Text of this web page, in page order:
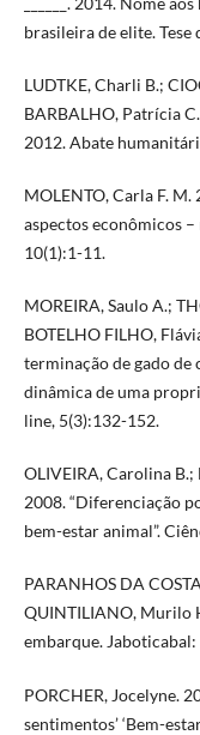
brasileira de elite.
LUDTKE, Charli B.;
BARBALHO, Patrícia
2012. Abate
MOLENTO, Carla F.
aspectos econômicos
10(1):1-11.
MOREIRA, Saulo A.;
BOTELHO FILHO,
terminação de gado
dinâmica de uma
line, 5(3):132-152.
OLIVEIRA, Carolina B.;
2008. “Diferenciação
bem-estar animal”.
PARANHOS DA
QUINTILIANO, Murilo
embarque. Jaboticabal:
PORCHER, Jocelyne.
sentimentos’ ‘Bem-